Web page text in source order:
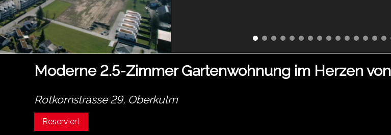
Moderne 2.5-Zimmer Gartenwohnung im Herzen
Rotkornstrasse 29, Oberkulm
Reserviert